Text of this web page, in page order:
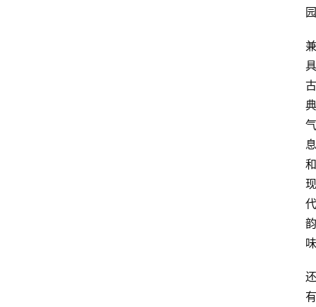
园
兼
具
古
典
气
息
和
现
代
韵
味
还
有